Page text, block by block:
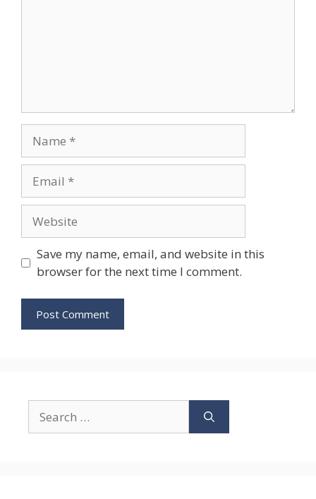
Save my name, email, and website in this
browser for the next time I comment.
for: